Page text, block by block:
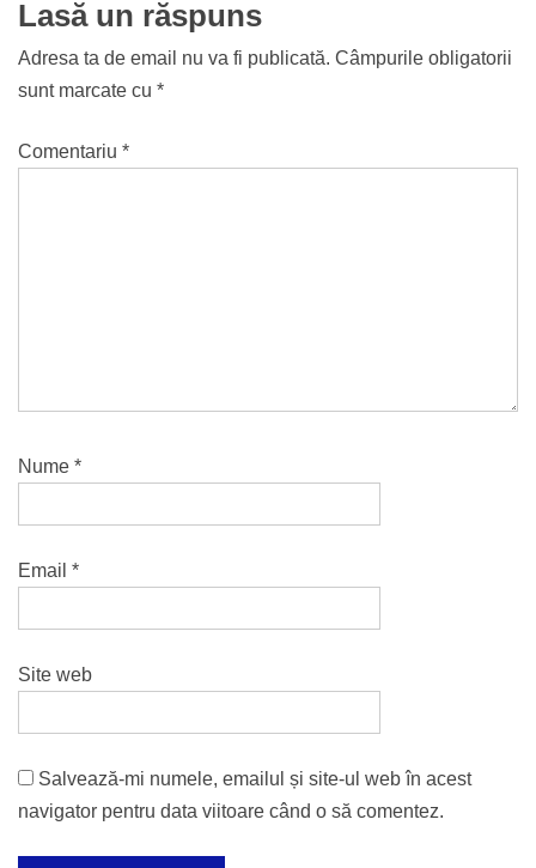
Lasă un răspuns
Adresa ta de email nu va fi publicată. Câmpurile obligatorii
sunt marcate cu *
Comentariu *
Nume *
Email *
Site web
Salvează-mi numele, emailul și site-ul web în acest
navigator pentru data viitoare când o să comentez.